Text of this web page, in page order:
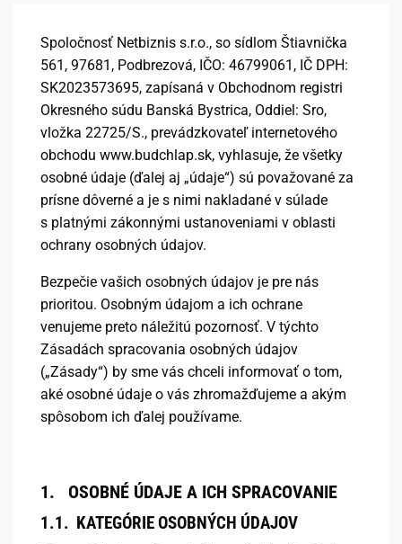
Spoločnosť Netbiznis s.r.o., so sídlom Štiavnička
561, 97681, Podbrezová, IČO: 46799061, IČ DPH:
SK2023573695, zapísaná v Obchodnom registri
Okresného súdu Banská Bystrica, Oddiel: Sro,
vložka 22725/S., prevádzkovateľ internetového
obchodu www.budchlap.sk, vyhlasuje, že všetky
osobné údaje (ďalej aj „údaje“) sú považované za
prísne dôverné a je s nimi nakladané v súlade
s platnými zákonnými ustanoveniami v oblasti
ochrany osobných údajov.
Bezpečie vašich osobných údajov je pre nás
prioritou. Osobným údajom a ich ochrane
venujeme preto náležitú pozornosť. V týchto
Zásadách spracovania osobných údajov
(„Zásady“) by sme vás chceli informovať o tom,
aké osobné údaje o vás zhromažďujeme a akým
spôsobom ich ďalej používame.
1. OSOBNÉ ÚDAJE A ICH SPRACOVANIE
1.1. KATEGÓRIE OSOBNÝCH ÚDAJOV